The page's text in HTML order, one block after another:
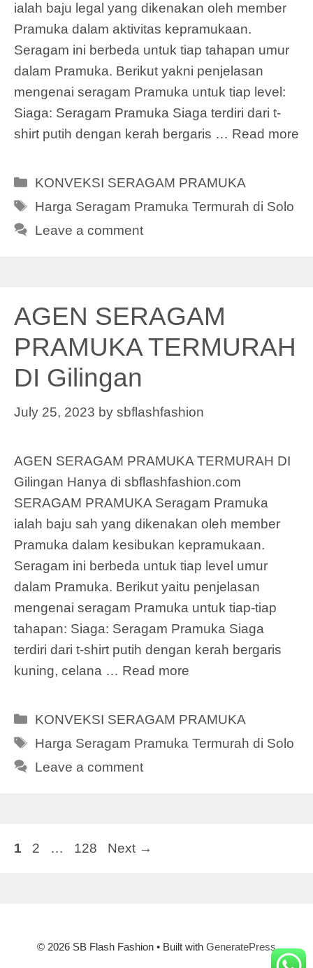
ialah baju legal yang dikenakan oleh member
Pramuka dalam aktivitas kepramukaan.
Seragam ini berbeda untuk tiap tahapan umur
dalam Pramuka. Berikut yakni penjelasan
mengenai seragam Pramuka untuk tiap level:
Siaga: Seragam Pramuka Siaga terdiri dari t-
shirt putih dengan kerah bergaris … Read more
Categories
KONVEKSI SERAGAM PRAMUKA
Tags
Harga Seragam Pramuka Termurah di Solo
Leave a comment
AGEN SERAGAM
PRAMUKA TERMURAH
DI Gilingan
July 25, 2023 by sbflashfashion
AGEN SERAGAM PRAMUKA TERMURAH DI
Gilingan Hanya di sbflashfashion.com
SERAGAM PRAMUKA Seragam Pramuka
ialah baju sah yang dikenakan oleh member
Pramuka dalam kesibukan kepramukaan.
Seragam ini berbeda untuk tiap level umur
dalam Pramuka. Berikut yaitu penjelasan
mengenai seragam Pramuka untuk tiap-tiap
tahapan: Siaga: Seragam Pramuka Siaga
terdiri dari t-shirt putih dengan kerah bergaris
kuning, celana … Read more
Categories
KONVEKSI SERAGAM PRAMUKA
Tags
Harga Seragam Pramuka Termurah di Solo
Leave a comment
Page
1 Page
2 … Page
128 Next →
© 2026 SB Flash Fashion • Built with GeneratePress